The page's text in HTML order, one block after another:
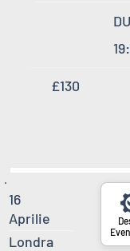
£130
16
Aprilie
Londra